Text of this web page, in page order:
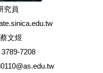
究員
文煜
7208